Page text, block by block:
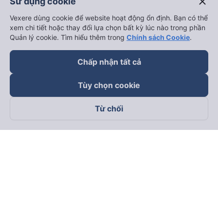
Theo dõi chúng tôi trên
Vexere dùng cookie để website hoạt động ổn định. Bạn có thể
xem chi tiết hoặc thay đổi lựa chọn bất kỳ lúc nào trong phần
Quản lý cookie. Tìm hiểu thêm trong Chính sách Cookie.
Chấp nhận tất cả
Tùy chọn cookie
Từ chối